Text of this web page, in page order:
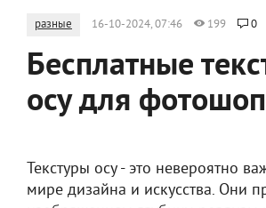
разные 16-10-2024, 07:46 199 0
Бесплатные
осу для
Текстуры осу - это невероятно
мире дизайна и искусства. Они